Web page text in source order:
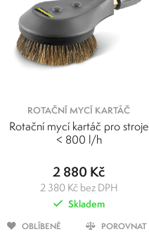
ROTAČNÍ MYCÍ KARTÁČ
Rotační mycí kartáč pro stroje
< 800 l/h
2 880 Kč
2 380 Kč bez DPH
Skladem
OBLÍBENÉ
POROVNAT